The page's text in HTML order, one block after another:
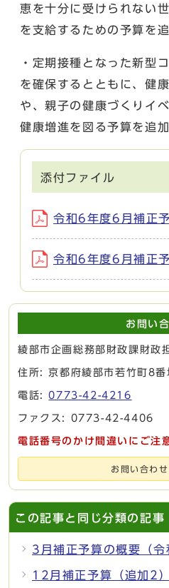
恵を十分に受けられない
を支給するための予算を
・定期接種となった新型
を確保するとともに、健
や、親子の健康づくりイ
健康増進を図る予算を追
添付ファイル
令和6年度6月補正
令和6年度6月補正
お問い
綾部市企画総務部財政課財政
住所: 京都府綾部市若竹町8番
電話:0773-42-4216
ファクス: 0773-42-4406
電話番号のかけ間違いにご注
お問い合わ
この記事と同じ分類の記事
3月補正予算の概要（令
12月補正予算（追加2